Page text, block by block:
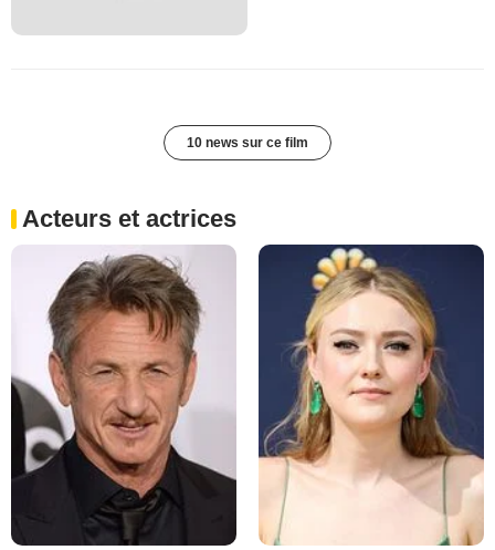
10 news sur ce film
Acteurs et actrices